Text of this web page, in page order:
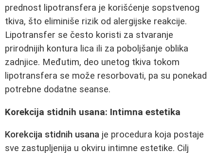
prednost lipotransfera je korišćenje sopstvenog
tkiva, što eliminiše rizik od alergijske reakcije.
Lipotransfer se često koristi za stvaranje
prirodnijih kontura lica ili za poboljšanje oblika
zadnjice. Međutim, deo unetog tkiva tokom
lipotransfera se može resorbovati, pa su ponekad
potrebne dodatne seanse.
Korekcija stidnih usana: Intimna estetika
Korekcija stidnih usana je procedura koja postaje
sve zastupljenija u okviru intimne estetike. Cilj